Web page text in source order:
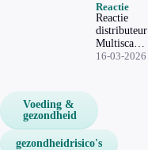
Reactie
Reactie
distributeur
Multiscan
Pro &
16-03-2026
Voeding &
gezondheid
gezondheidrisico's